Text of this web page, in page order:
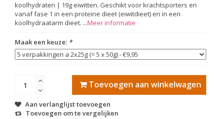
koolhydraten | 19g eiwitten. Geschikt voor krachtsporters en
vanaf fase 1 in een proteine dieet (eiwitdieet) en in een
koolhydraatarm dieet. ...Meer informatie
Maak een keuze: *
Toevoegen aan winkelwagen
Aan verlanglijst toevoegen
Toevoegen om te vergelijken